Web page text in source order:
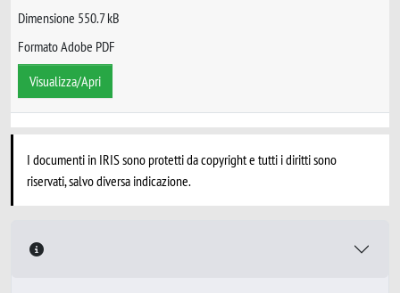
Dimensione 550.7 kB
Formato Adobe PDF
Visualizza/Apri
I documenti in IRIS sono protetti da copyright e tutti i diritti sono
riservati, salvo diversa indicazione.